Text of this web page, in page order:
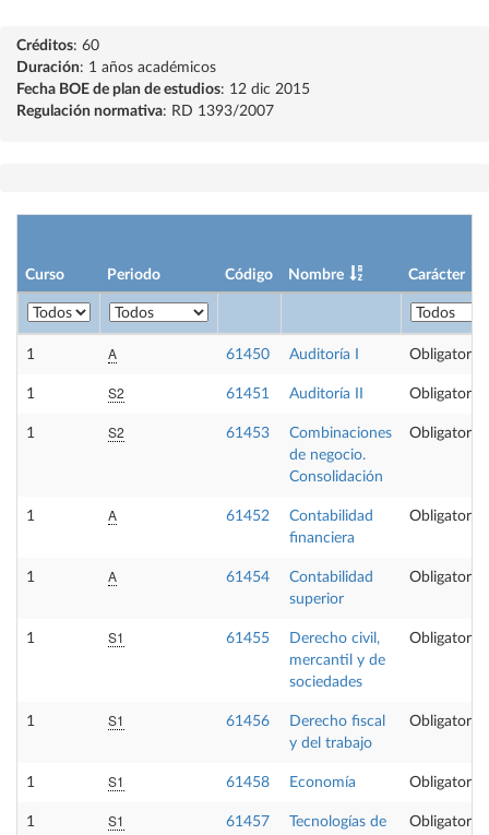
Créditos: 60
Duración: 1 años académicos
Fecha BOE de plan de estudios: 12 dic 2015
Regulación normativa: RD 1393/2007
Curso Periodo Código Nombre Carácter
1 A 61450 Auditoría I Obligatoria
1 S2 61451 Auditoría II Obligatoria
1 S2 61453
Combinaciones
de negocio.
Consolidación
Obligatoria
1 A 61452
Contabilidad
financiera
Obligatoria
1 A 61454
Contabilidad
superior
Obligatoria
1 S1 61455
Derecho civil,
mercantil y de
sociedades
Obligatoria
1 S1 61456
Derecho fiscal
y del trabajo
Obligatoria
1 S1 61458 Economía Obligatoria
1 S1 61457
Tecnologías de
Obligatoria